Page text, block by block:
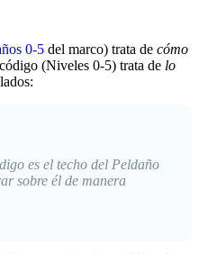
0-5 del marco) trata de cómo
(Niveles 0-5) trata de lo
es el techo del Peldaño
sobre él de manera